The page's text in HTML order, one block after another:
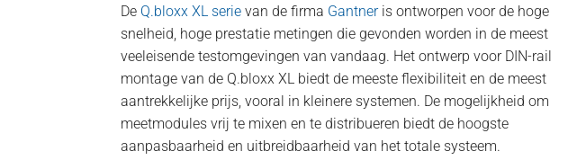
De Q.bloxx XL serie van de firma Gantneris ontworpen voor de hoge
snelheid, hoge prestatie metingen die gevonden worden in de meest
veeleisende testomgevingen van vandaag. Het ontwerp voor DIN-rail
montage van de Q.bloxx XL biedt de meeste flexibiliteit en de meest
aantrekkelijke prijs, vooral in kleinere systemen. De mogelijkheid om
meetmodules vrij te mixen en te distribueren biedt de hoogste
aanpasbaarheid en uitbreidbaarheid van het totale systeem.